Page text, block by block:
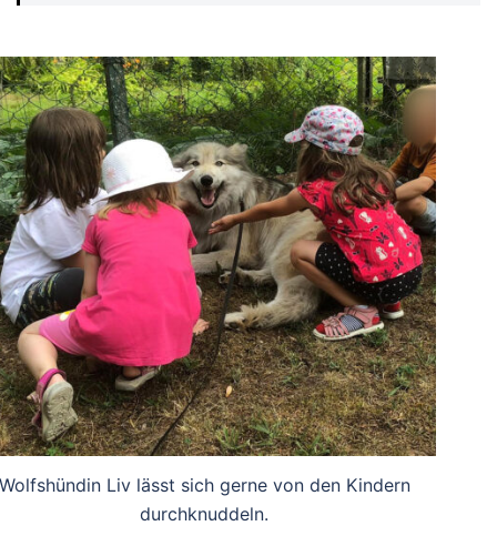
Liv lässt sich gerne von den Kindern
durchknuddeln.